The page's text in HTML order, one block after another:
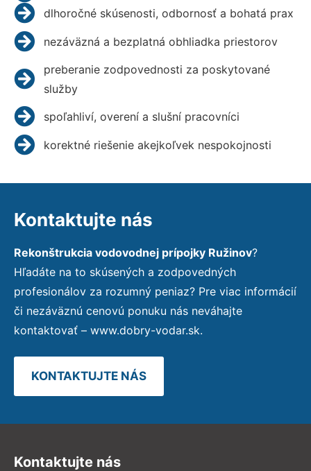
dlhoročné skúsenosti, odbornosť a bohatá prax
nezáväzná a bezplatná obhliadka priestorov
preberanie zodpovednosti za poskytované
služby
spoľahliví, overení a slušní pracovníci
korektné riešenie akejkoľvek nespokojnosti
Kontaktujte nás
Rekonštrukcia vodovodnej prípojky Ružinov?
Hľadáte na to skúsených a zodpovedných
profesionálov za rozumný peniaz? Pre viac informácií
či nezáväznú cenovú ponuku nás neváhajte
kontaktovať – www.dobry-vodar.sk.
KONTAKTUJTE NÁS
Kontaktujte nás